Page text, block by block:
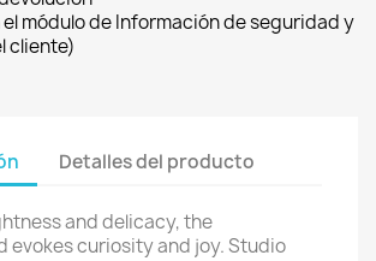
módulo de Información de seguridad y
cliente)
Detalles del producto
and delicacy, the
evokes curiosity and joy. Studio